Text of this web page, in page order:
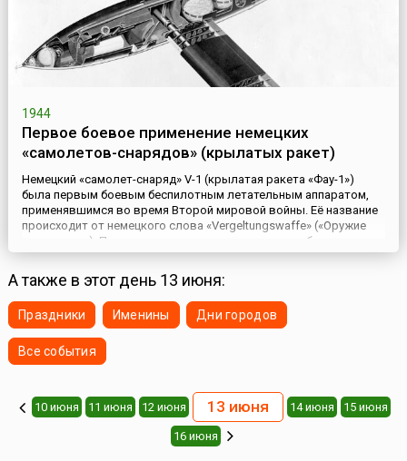
1944
Первое боевое применение немецких
«самолетов-снарядов» (крылатых ракет)
Немецкий «самолет-снаряд» V-1 (крылатая ракета «Фау-1»)
была первым боевым беспилотным летательным аппаратом,
применявшимся во время Второй мировой войны. Её название
происходит от немецкого слова «Vergeltungswaffe» («Оружие
возмездия»). Проект этого предмета вооружения был
совместной разработкой конструкторов Роберта Луссера
(служащего фирмы Fieseler) и Фрица Госслау (работавшего в
фирме Argu...
А также в этот день 13 июня:
Праздники Именины Дни городов
Все события
10 июня 11 июня 12 июня 13 июня 14 июня 15 июня
16 июня